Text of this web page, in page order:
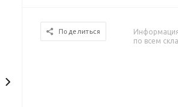
Поделиться
по всем